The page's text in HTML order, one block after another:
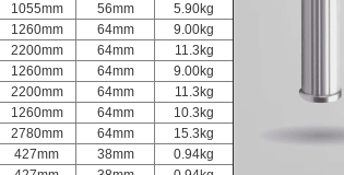
1055mm 56mm
5.90kg
1260mm 64mm
9.00kg
2200mm 64mm
11.3kg
1260mm 64mm
9.00kg
2200mm 64mm
11.3kg
1260mm 64mm
10.3kg
2780mm 64mm
15.3kg
427mm 38mm
0.94kg